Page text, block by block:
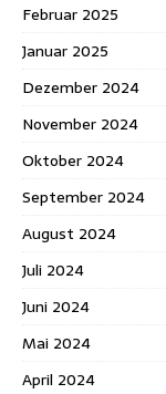
Februar 2025
Januar 2025
Dezember 2024
November 2024
Oktober 2024
September 2024
August 2024
Juli 2024
Juni 2024
Mai 2024
April 2024